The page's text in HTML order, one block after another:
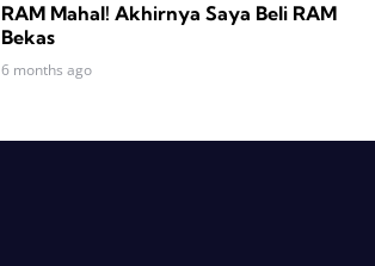
RAM Mahal! Akhirnya Saya Beli RAM
Bekas
6 months ago